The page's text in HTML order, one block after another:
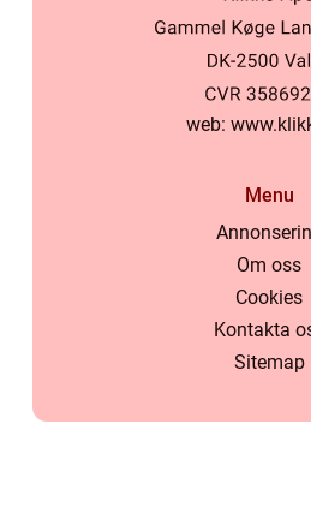
web:
Menu
Om oss
Cookies
Kontakta
Sitemap